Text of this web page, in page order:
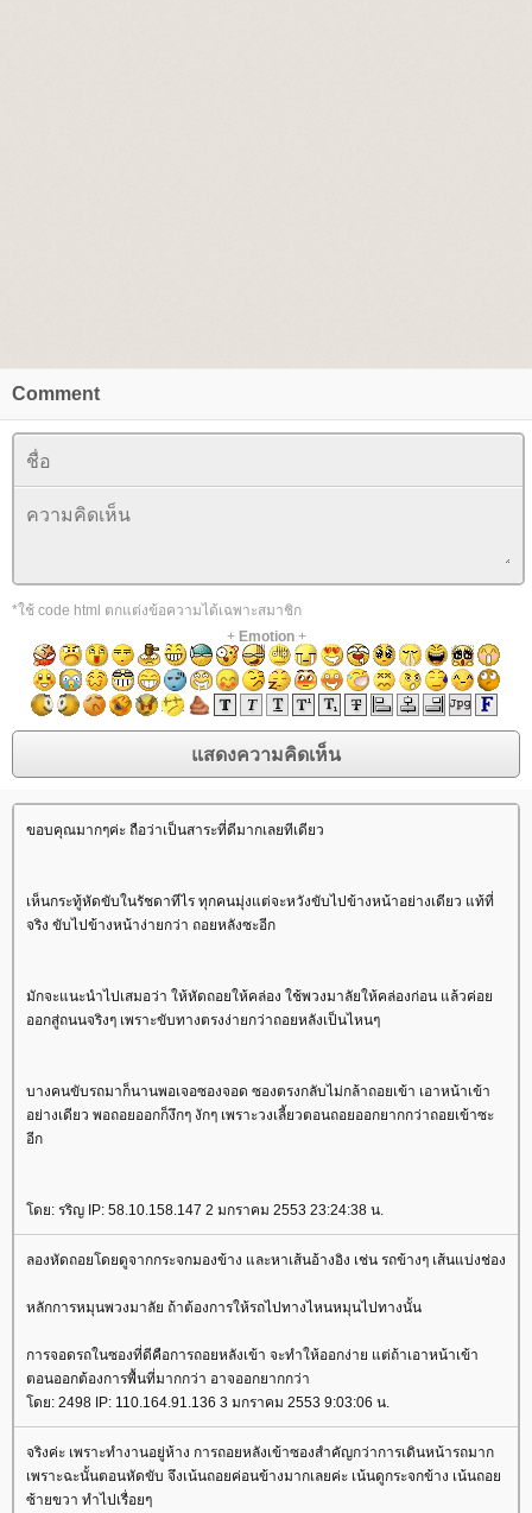
Comment
*ใช้ code html ตกแต่งข้อความได้เฉพาะสมาชิก
+ Emotion+
ขอบคุณมากๆค่ะ ถือว่าเป็นสาระที่ดีมากเลยทีเดียว
เห็นกระทู้หัดขับในรัชดาทีไร ทุกคนมุ่งแต่จะหวังขับไปข้างหน้าอย่างเดียว แท้ที่
จริง ขับไปข้างหน้าง่ายกว่า ถอยหลังซะอีก
มักจะแนะนำไปเสมอว่า ให้หัดถอยให้คล่อง ใช้พวงมาลัยให้คล่องก่อน แล้วค่อ
ออกสู่ถนนจริงๆ เพราะขับทางตรงง่ายกว่าถอยหลังเป็นไหนๆ
บางคนขับรถมาก็นานพอเจอซองจอด ซองตรงกลับไม่กล้าถอยเข้า เอาหน้าเข้า
อย่างเดียว พอถอยออกก็งึกๆ งักๆ เพราะวงเลี้ยวตอนถอยออกยากกว่าถอยเข้าซะ
อีก
ดย: รริญ IP: 58.10.158.147 2 มกราคม 2553 23:24:38 น.
ลองหัดถอยโดยดูจากกระจกมองข้าง และหาเส้นอ้างอิง เช่น รถข้างๆ เส้นแบ่งช่อง
หลักการหมุนพวงมาลัย ถ้าต้องการให้รถไปทางไหนหมุนไปทางนั้น
การจอดรถในซองที่ดีคือการถอยหลังเข้า จะทำให้ออกง่าย แต่ถ้าเอาหน้าเข้า
ตอนออกต้องการพื้นที่มากกว่า อาจออกยากกว่า
ดย: 2498 IP: 110.164.91.136 3 มกราคม 2553 9:03:06 น.
จริงค่ะ เพราะทำงานอยู่ห้าง การถอยหลังเข้าซองสำคัญกว่าการเดินหน้ารถมาก
เพราะฉะนั้นตอนหัดขับ จึงเน้นถอยค่อนข้างมากเลยค่ะ เน้นดูกระจกข้าง เน้นถอ
ซ้ายขวา ทำไปเรื่อยๆ